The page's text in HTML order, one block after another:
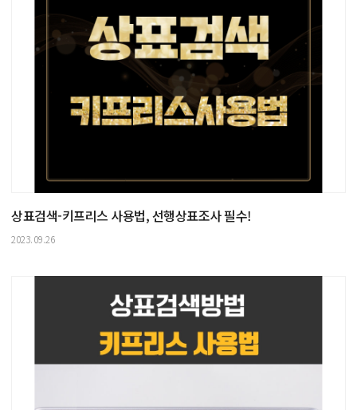
상표검색-키프리스 사용법, 선행상표조사 필수!
2023.09.26